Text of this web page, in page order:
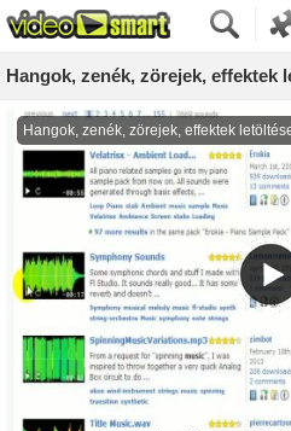
Hangok, zenék, zörejek, effektek